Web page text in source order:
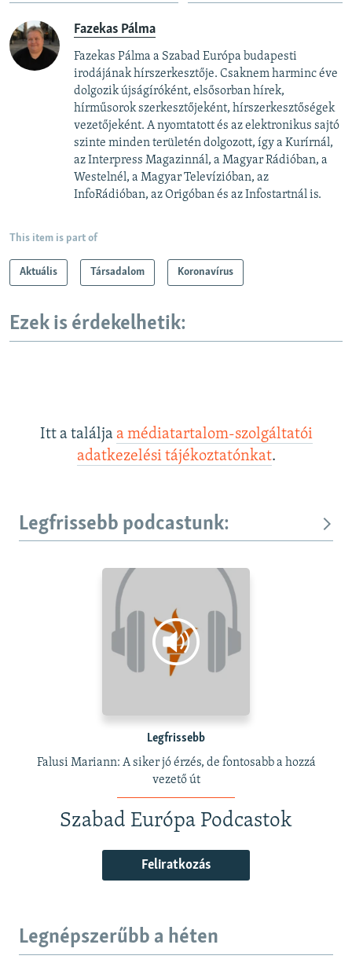
Fazekas Pálma
Fazekas Pálma a Szabad Európa budapesti
irodájának hírszerkesztője. Csaknem harminc éve
dolgozik újságíróként, elsősorban hírek,
hírműsorok szerkesztőjeként, hírszerkesztőségek
vezetőjeként. A nyomtatott és az elektronikus sajtó
szinte minden területén dolgozott, így a Kurírnál,
az Interpress Magazinnál, a Magyar Rádióban, a
Westelnél, a Magyar Televízióban, az
InfoRádióban, az Origóban és az Infostartnál is.
This item is part of
Aktuális Társadalom Koronavírus
Ezek is érdekelhetik:
Itt a találja a médiatartalom-szolgáltatói
adatkezelési tájékoztatónkat.
Legfrissebb podcastunk:
Legfrissebb
Falusi Mariann: A siker jó érzés, de fontosabb a hozzá
vezető út
Szabad Európa Podcastok
Feliratkozás
Legnépszerűbb a héten